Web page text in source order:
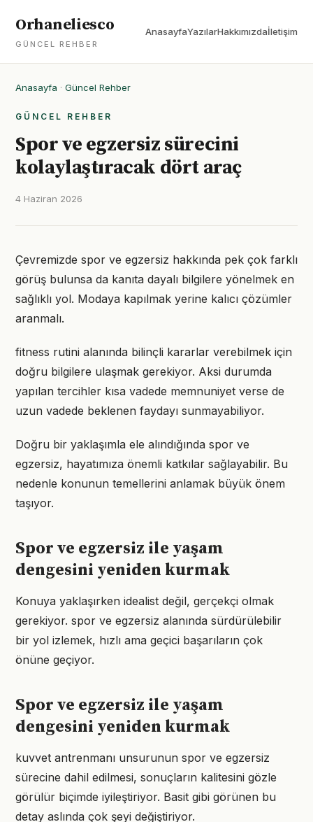
Orhaneliesco
GÜNCEL REHBER
AnasayfaYazılarHakkımızdaİletişim
Anasayfa · Güncel Rehber
GÜNCEL REHBER
Spor ve egzersiz sürecini
kolaylaştıracak dört araç
4 Haziran 2026
Çevremizde spor ve egzersiz hakkında pek çok farklı
görüş bulunsa da kanıta dayalı bilgilere yönelmek en
sağlıklı yol. Modaya kapılmak yerine kalıcı çözümler
aranmalı.
fitness rutini alanında bilinçli kararlar verebilmek için
doğru bilgilere ulaşmak gerekiyor. Aksi durumda
yapılan tercihler kısa vadede memnuniyet verse de
uzun vadede beklenen faydayı sunmayabiliyor.
Doğru bir yaklaşımla ele alındığında spor ve
egzersiz, hayatımıza önemli katkılar sağlayabilir. Bu
nedenle konunun temellerini anlamak büyük önem
taşıyor.
Spor ve egzersiz ile yaşam
dengesini yeniden kurmak
Konuya yaklaşırken idealist değil, gerçekçi olmak
gerekiyor. spor ve egzersiz alanında sürdürülebilir
bir yol izlemek, hızlı ama geçici başarıların çok
önüne geçiyor.
Spor ve egzersiz ile yaşam
dengesini yeniden kurmak
kuvvet antrenmanı unsurunun spor ve egzersiz
sürecine dahil edilmesi, sonuçların kalitesini gözle
görülür biçimde iyileştiriyor. Basit gibi görünen bu
detay aslında çok şeyi değiştiriyor.